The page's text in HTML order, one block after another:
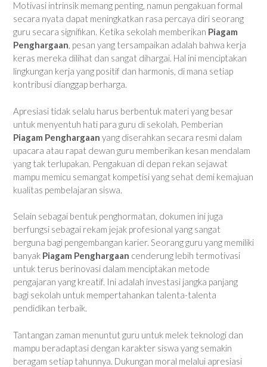
Motivasi intrinsik memang penting, namun pengakuan formal
secara nyata dapat meningkatkan rasa percaya diri seorang
guru secara signifikan. Ketika sekolah memberikan Piagam
Penghargaan, pesan yang tersampaikan adalah bahwa kerja
keras mereka dilihat dan sangat dihargai. Hal ini menciptakan
lingkungan kerja yang positif dan harmonis, di mana setiap
kontribusi dianggap berharga.
Apresiasi tidak selalu harus berbentuk materi yang besar
untuk menyentuh hati para guru di sekolah. Pemberian
Piagam Penghargaan yang diserahkan secara resmi dalam
upacara atau rapat dewan guru memberikan kesan mendalam
yang tak terlupakan. Pengakuan di depan rekan sejawat
mampu memicu semangat kompetisi yang sehat demi kemajuan
kualitas pembelajaran siswa.
Selain sebagai bentuk penghormatan, dokumen ini juga
berfungsi sebagai rekam jejak profesional yang sangat
berguna bagi pengembangan karier. Seorang guru yang memiliki
banyak Piagam Penghargaan cenderung lebih termotivasi
untuk terus berinovasi dalam menciptakan metode
pengajaran yang kreatif. Ini adalah investasi jangka panjang
bagi sekolah untuk mempertahankan talenta-talenta
pendidikan terbaik.
Tantangan zaman menuntut guru untuk melek teknologi dan
mampu beradaptasi dengan karakter siswa yang semakin
beragam setiap tahunnya. Dukungan moral melalui apresiasi